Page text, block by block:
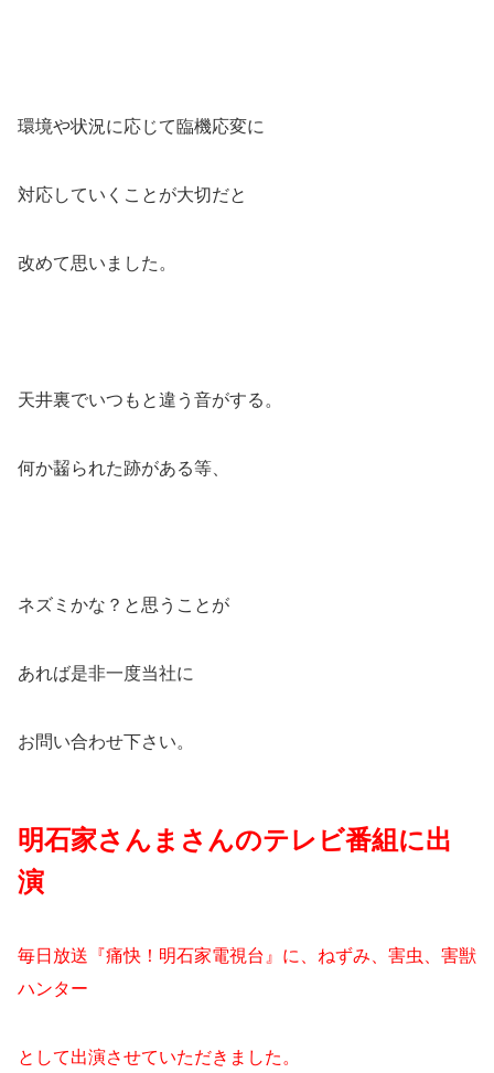
環境や状況に応じて臨機応変に
対応していくことが大切だと
改めて思いました。
天井裏でいつもと違う音がする。
何か齧られた跡がある等、
ネズミかな？と思うことが
あれば是非一度当社に
お問い合わせ下さい。
明石家さんまさんのテレビ番組に出
演
毎日放送『痛快！明石家電視台』に、ねずみ、害虫、害獣
ハンター
として出演させていただきました。